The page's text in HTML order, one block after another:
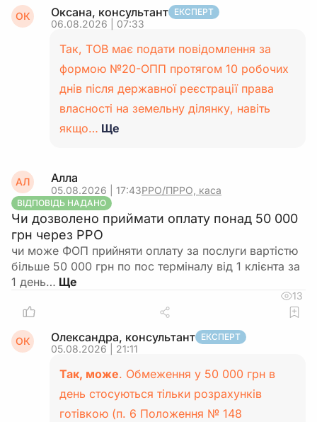
ОК Оксана, консультант ЕКСПЕРТ
06.08.2026 | 07:33
Так, ТОВ має подати повідомлення за
формою №20-ОПП протягом 10 робочих
днів після державної реєстрації права
власності на земельну ділянку, навіть
якщо… Ще
АЛ Алла
05.08.2026 | 17:43РРО/ПРРО, каса
ВІДПОВІДЬ НАДАНО
Чи дозволено приймати оплату понад 50 000
грн через РРО
чи може ФОП прийняти оплату за послуги вартістю
більше 50 000 грн по пос терміналу від 1 клієнта за
1 день…
13
ОК Олександра, консультант ЕКСПЕРТ
05.08.2026 | 21:11
Так, може. Обмеження у 50 000 грн в
день стосуються тільки розрахунків
готівкою (п. 6 Положення № 148